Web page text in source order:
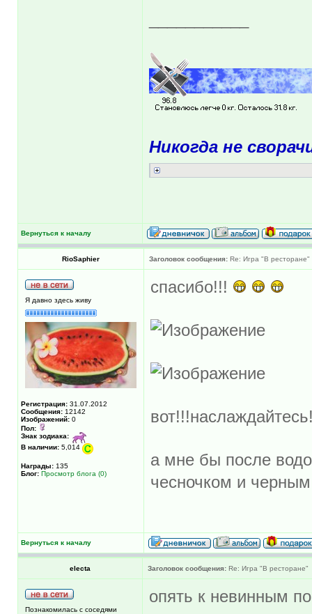
Никогда не
Вернуться к началу
RioSaphier Заголовок сообщения: Re: Игра "В ресторане"
Я давно здесь живу
Регистрация: 31.07.2012
Сообщения: 12142
Изображений: 0
Пол:
Знак зодиака:
В наличии: 5,014
Награды: 135
Блог: Просмотр блога (0)
спасибо!!!
а мне бы после
чесночком и
Вернуться к началу
electa Заголовок сообщения: Re: Игра "В ресторане"
Познакомилась с соседями
опять к невинным